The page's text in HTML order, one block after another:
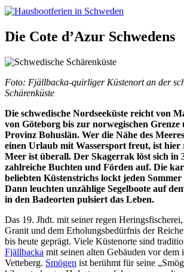
Die Cote d’Azur Schwedens
Foto: Fjällbacka-quirliger Küstenort an der
Schärenküste
Die schwedische Nordseeküste reicht von
von Göteborg bis zur norwegischen
Provinz Bohuslän. Wer die Nähe des
einen Urlaub mit Wassersport freut, ist hier
Meer ist überall. Der Skagerrak löst sich in
zahlreiche Buchten und Förden auf. Die
beliebten Küstenstrichs lockt jeden
Dann leuchten unzählige Segelboote auf
in den Badeorten pulsiert das Leben.
Das 19. Jhdt. mit seiner regen
Granit und dem Erholungsbedürfnis der
bis heute geprägt. Viele Küstenorte sind
Fjällbacka mit seinen alten Gebäuden vor dem
Vetteberg. Smögen ist berühmt für seine